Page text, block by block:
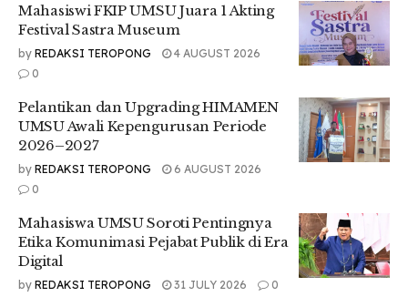
Terakhir, ia menyampaikan pentingnya keteladanan moral
dalam kepemimpinan publik di tengah kondisi politik yang
kian pragmatis.
“Pemimpin tidak cukup hanya hadir secara simbolik. Ia harus
menunjukkan komitmen nyata terhadap etika kekuasaan dan
keberpihakan pada rakyat kecil. Tanpa itu, demokrasi hanya
Tren penurunan kepuasan publik juga mencerminkan pola
menekankan, tahun kedua akan menjadi ujian penting bagi
Prabowo-Gibran untuk memperkuat transparansi dan
reformasi birokrasi agar kepercayaan publik tidak terus
menurun.
Mahasiswi FKIP UMSU Juara 1 Akting
Festival Sastra Museum
by REDAKSI TEROPONG
4 AUGUST 2026
0
Pelantikan dan Upgrading HIMAMEN
UMSU Awali Kepengurusan Periode
2026–2027
by REDAKSI TEROPONG
6 AUGUST 2026
0
Mahasiswa UMSU Soroti Pentingnya
Etika Komunimasi Pejabat Publik di Era
Digital
by REDAKSI TEROPONG 31 JULY 2026 0